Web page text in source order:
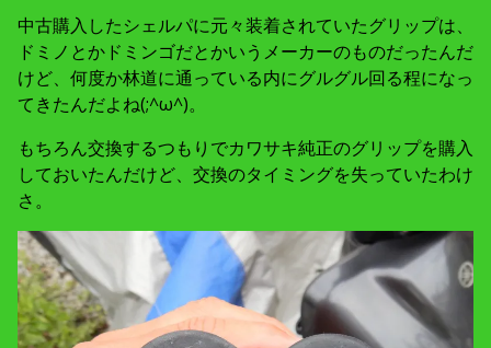
中古購入したシェルパに元々装着されていたグリップは、
ドミノとかドミンゴだとかいうメーカーのものだったんだ
けど、何度か林道に通っている内にグルグル回る程になっ
てきたんだよね(;^ω^)。
もちろん交換するつもりでカワサキ純正のグリップを購入
しておいたんだけど、交換のタイミングを失っていたわけ
さ。